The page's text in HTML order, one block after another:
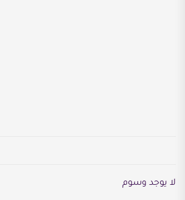
لا يوجد وسوم